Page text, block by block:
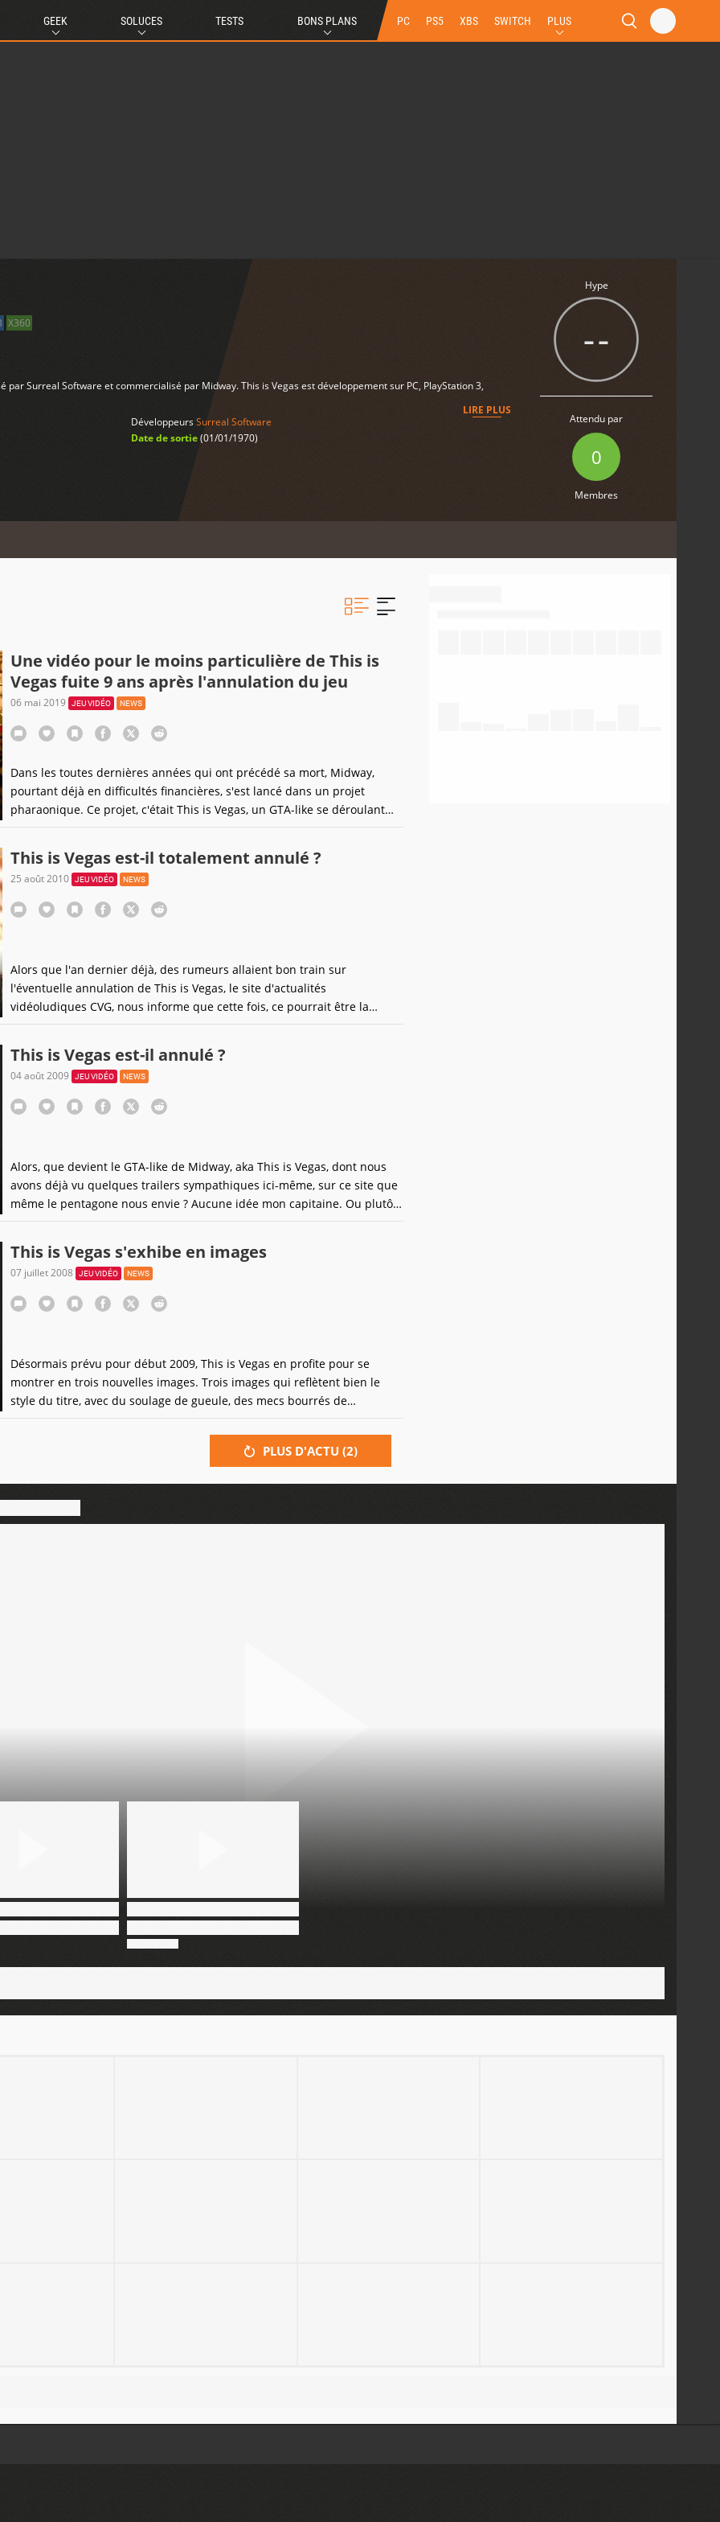
GEEK SOLUCES TESTS BONS PLANS PC PS5 XBS SWITCH PLUS
X360
par Surreal Software et commercialisé par Midway. This is Vegas est développement sur PC, PlayStation 3,
LIRE PLUS
DéveloppeursSurreal Software
Date de sortie(01/01/1970)
Hype
--
Attendu par
0
Membres
Une vidéo pour le moins particulière de This is
Vegas fuite 9 ans après l'annulation du jeu
06 mai 2019 JEU VIDÉO NEWS
Dans les toutes dernières années qui ont précédé sa mort, Midway,
pourtant déjà en difficultés financières, s'est lancé dans un projet
pharaonique. Ce projet, c'était This is Vegas, un GTA-like se déroulant
dans la ville célèbre pour ses nombreux casinos et pour la débauche
jeu vient de refaire surface dans
This is Vegas est-il totalement annulé ?
25 août 2010 JEU VIDÉO NEWS
Alors que l'an dernier déjà, des rumeurs allaient bon train sur
l'éventuelle annulation de This is Vegas, le site d'actualités
vidéoludiques CVG, nous informe que cette fois, ce pourrait être la
"bonne".En effet, selon leurs propres informations, venant selon eux,
trappe,
This is Vegas est-il annulé ?
04 août 2009 JEU VIDÉO NEWS
Alors, que devient le GTA-like de Midway, aka This is Vegas, dont nous
avons déjà vu quelques trailers sympathiques ici-même, sur ce site que
même le pentagone nous envie ? Aucune idée mon capitaine. Ou plutôt,
si quelques infos, mais elles ne sont pas vraiment bonnes.Ainsi, selon
This is Vegas s'exhibe en images
07 juillet 2008 JEU VIDÉO NEWS
Désormais prévu pour début 2009, This is Vegas en profite pour se
montrer en trois nouvelles images. Trois images qui reflètent bien le
style du titre, avec du soulage de gueule, des mecs bourrés de
testostérone ou encore d'attitudes bien "mec". Le titre de Surreal
Software se déclinera sur PC, PS3 et Xbox 360. Espérons que ce qui
PLUS D'ACTU (2)